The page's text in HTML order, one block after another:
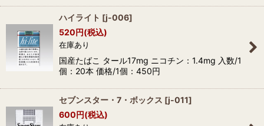
ハイライト [j-006]
520円(税込)
在庫あり
国産たばこ タール17mg ニコチン：1.4mg 入数/1
個：20本 価格/1個：450円
セブンスター・7・ボックス [j-011]
600円(税込)